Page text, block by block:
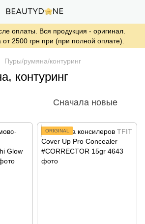
оплаты. Вся продукция - оригинал.
от 2500 грн при (при полной оплате).
Пуры/румяна/контуринг
контуринг
Сначала новые
ORIGINAL